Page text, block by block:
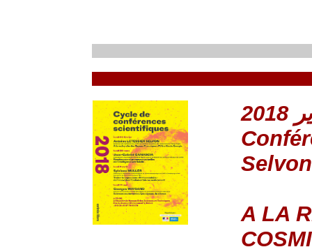
Selvon
A LA